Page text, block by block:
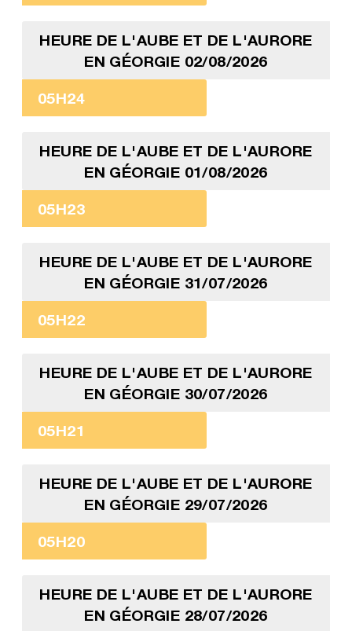
HEURE DE L'AUBE ET DE L'AURORE
EN GÉORGIE 02/08/2026
05H24
HEURE DE L'AUBE ET DE L'AURORE
EN GÉORGIE 01/08/2026
05H23
HEURE DE L'AUBE ET DE L'AURORE
EN GÉORGIE 31/07/2026
05H22
HEURE DE L'AUBE ET DE L'AURORE
EN GÉORGIE 30/07/2026
05H21
HEURE DE L'AUBE ET DE L'AURORE
EN GÉORGIE 29/07/2026
05H20
HEURE DE L'AUBE ET DE L'AURORE
EN GÉORGIE 28/07/2026